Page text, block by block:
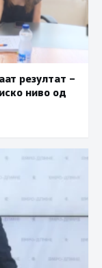
резултат –
ниво од